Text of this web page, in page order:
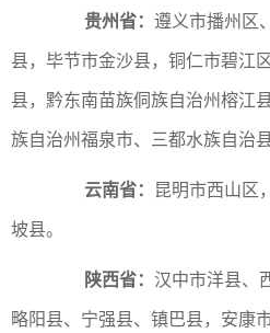
贵州省： 遵义市播州区
县，毕节市金沙县，铜仁市碧江
县，黔东南苗族侗族自治州榕江
族自治州福泉市、三都水族自治
云南省： 昆明市西山区
坡县。
陕西省： 汉中市洋县、
略阳县、宁强县、镇巴县，安康